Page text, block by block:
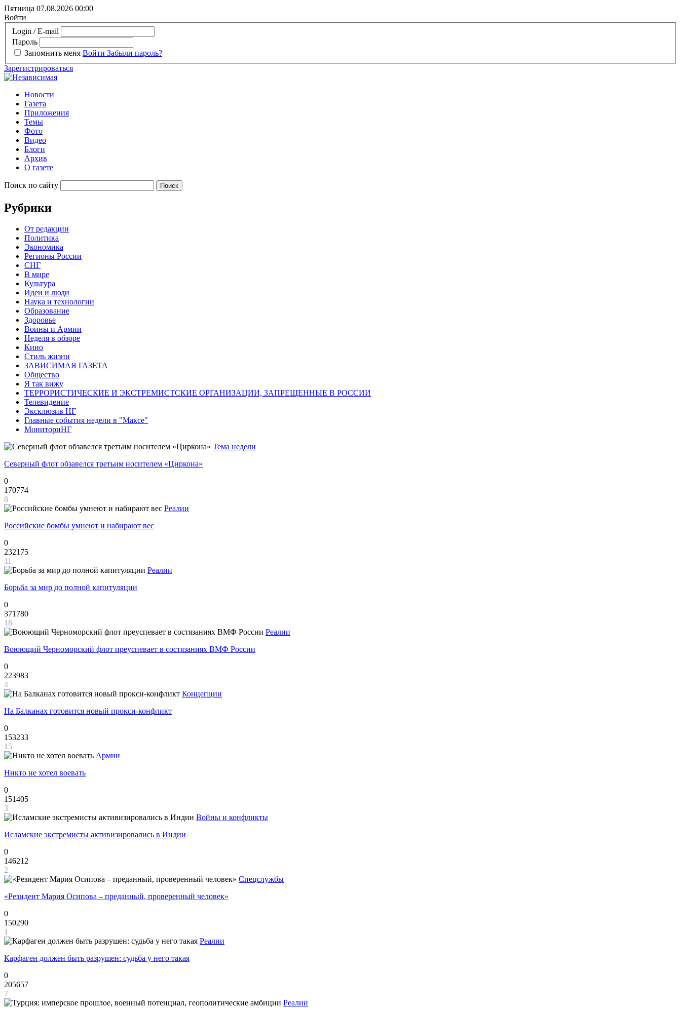
Пятница 07.08.2026 00:00
Войти
Login / E-mail
Пароль
Запомнить меня Войти Забыли пароль?
Зарегистрироваться
Новости
Газета
Приложения
Темы
Фото
Видео
Блоги
Архив
О газете
Поиск по сайту
Рубрики
От редакции
Политика
Экономика
Регионы России
СНГ
В мире
Культура
Идеи и люди
Наука и технологии
Образование
Здоровье
Воины и Армии
Неделя в обзоре
Кино
Стиль жизни
ЗАВИСИМАЯ ГАЗЕТА
Общество
Я так вижу
ТЕРРОРИСТИЧЕСКИЕ И ЭКСТРЕМИСТСКИЕ ОРГАНИЗАЦИИ, ЗАПРЕЩЕННЫЕ В РОССИИ
Телевидение
Эксклюзив НГ
Главные события недели в "Максе"
МониториНГ
Тема недели
Северный флот обзавелся третьим носителем «Циркона»
0
170774
8
Реалии
Российские бомбы умнеют и набирают вес
0
232175
11
Реалии
Борьба за мир до полной капитуляции
0
371780
18
Реалии
Воюющий Черноморский флот преуспевает в состязаниях ВМФ России
0
223983
4
Концепции
На Балканах готовится новый прокси-конфликт
0
153233
15
Армии
Никто не хотел воевать
0
151405
3
Войны и конфликты
Исламские экстремисты активизировались в Индии
0
146212
2
Спецслужбы
«Резидент Мария Осипова – преданный, проверенный человек»
0
150290
1
Реалии
Карфаген должен быть разрушен: судьба у него такая
0
205657
7
Реалии